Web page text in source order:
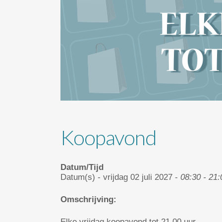
Koopavond
Datum/Tijd
Datum(s) - vrijdag 02 juli 2027 - 08:30 -
Omschrijving: